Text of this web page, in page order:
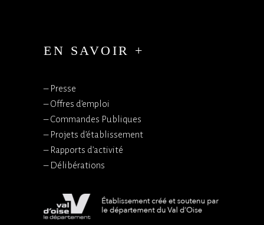
EN SAVOIR +
– Presse
–Offres d’emploi
–Commandes Publiques
– Projets d’établissement
– Rapports d’activité
– Délibérations